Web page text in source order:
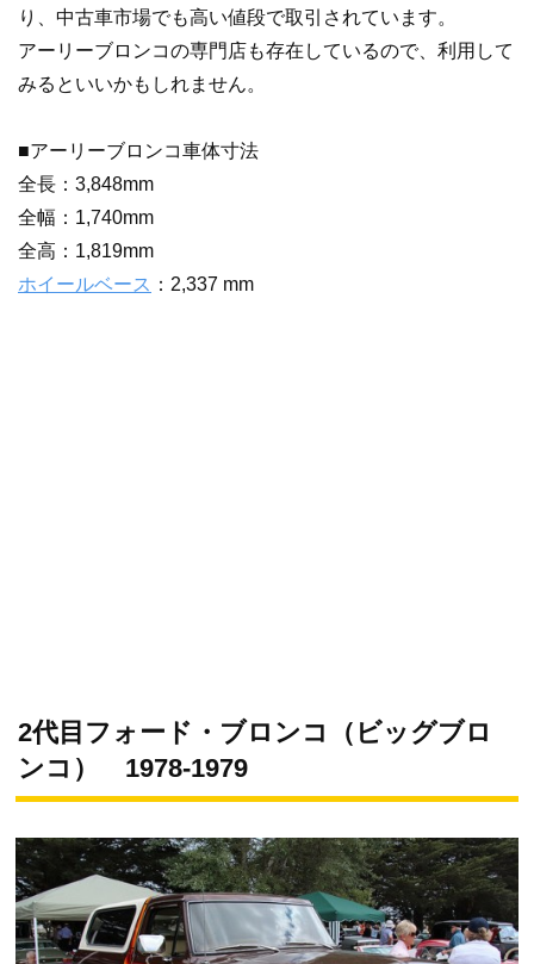
り、中古車市場でも高い値段で取引されています。
アーリーブロンコの専門店も存在しているので、利用して
みるといいかもしれません。
■アーリーブロンコ車体寸法
全長：3,848mm
全幅：1,740mm
全高：1,819mm
ホイールベース ：2,337 mm
2代目フォード・ブロンコ（ビッグブロ
ンコ） 1978-1979